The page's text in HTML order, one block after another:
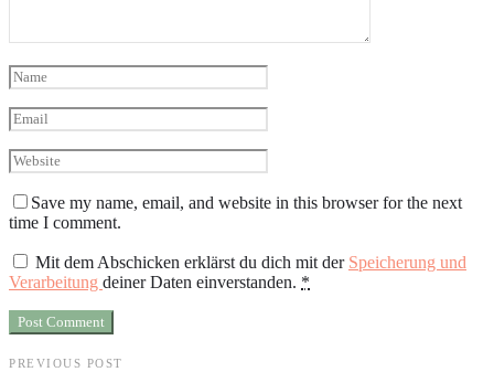
Save my name, email, and website in this browser for the next
time I comment.
Mit dem Abschicken erklärst du dich mit der Speicherung und
Verarbeitung deiner Daten einverstanden. *
PREVIOUS POST